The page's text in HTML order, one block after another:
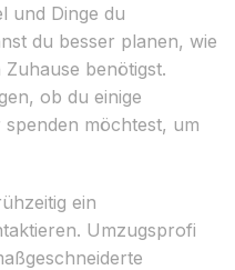
und Dinge du
du besser planen, wie
benötigst.
ob du einige
möchtest, um
ein
Umzugsprofi